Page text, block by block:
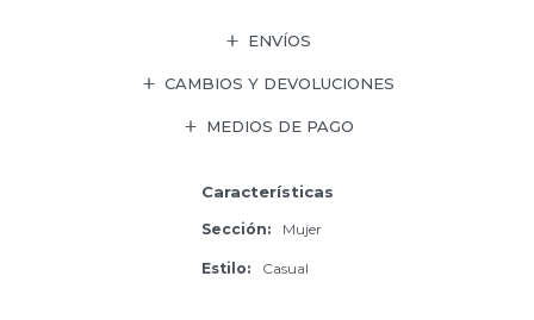
ENVÍOS
CAMBIOS Y DEVOLUCIONES
MEDIOS DE PAGO
Características
Sección Mujer
Estilo Casual